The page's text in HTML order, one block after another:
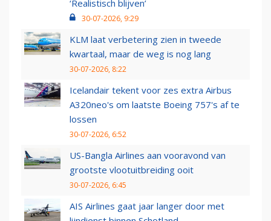
‘Realistisch blijven’
30-07-2026, 9:29
KLM laat verbetering zien in tweede
kwartaal, maar de weg is nog lang
30-07-2026, 8:22
Icelandair tekent voor zes extra Airbus
A320neo's om laatste Boeing 757's af te
lossen
30-07-2026, 6:52
US-Bangla Airlines aan vooravond van
grootste vlootuitbreiding ooit
30-07-2026, 6:45
AIS Airlines gaat jaar langer door met